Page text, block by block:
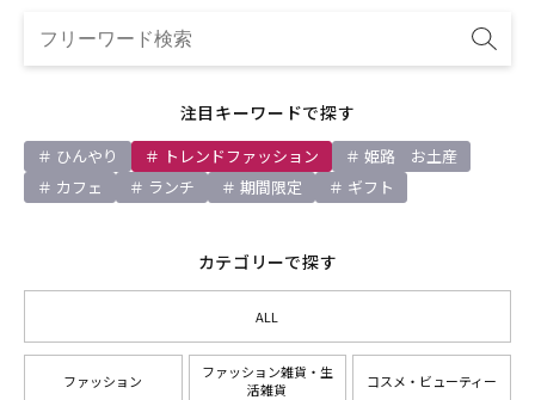
注目キーワードで探す
ひんやり トレンドファッション
姫路 お土産
カフェ
ランチ 期間限定 ギフト
カテゴリーで探す
ALL
ファッション
ファッション雑貨・生
活雑貨
コスメ・ビューティー